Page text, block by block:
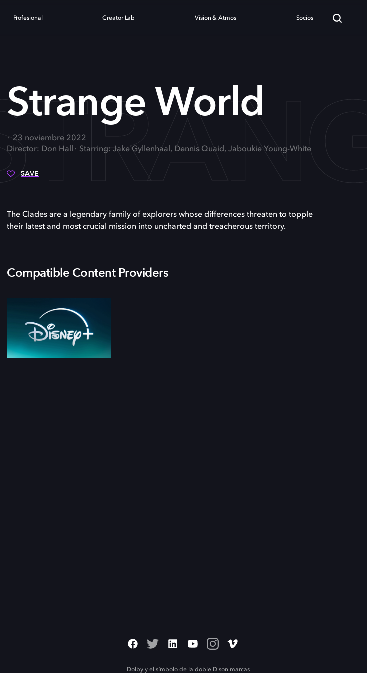
Profesional Creator Lab Vision & Atmos Socios
Strange World
23 noviembre 2022
Director: Don Hall
Starring: Jake Gyllenhaal, Dennis Quaid, Jaboukie Young-White
SAVE
The Clades are a legendary family of explorers whose differences threaten to topple
their latest and most crucial mission into uncharted and treacherous territory.
Compatible Content Providers
Dolby y el símbolo de la doble D son marcas